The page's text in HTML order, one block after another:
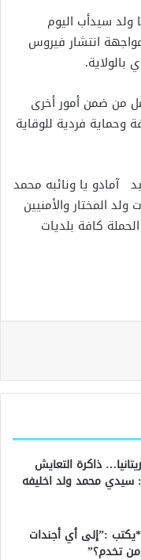
ولد سيدأب اليوم
انتشار فيروس
من ضمن أمور أخرى
وحماية فردية للوقاية
آمادو يا ونائبه محمد
المختار والأمنيين
كافة بلديات
ذاكرة التعايش
سيدي محمد ولد اخليفه
:”إلى أي أجندات
تخدم؟”